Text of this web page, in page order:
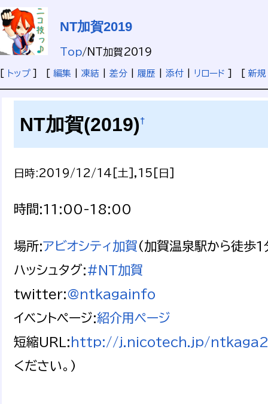
NT加賀2019
Top/NT加賀2019
トップ] [ 編集 凍結 差分 履歴 添付 リロード 新規
NT加賀(2019)†
日時:2019/12/14[土],15[日]
時間:11:00-18:00
場所:アビオシティ加賀(加賀温泉駅から徒歩
ハッシュタグ:#NT加賀
twitter:@ntkagainfo
イベントページ:紹介用ページ
短縮URL: http://j.nicotech.jp/
ください。)